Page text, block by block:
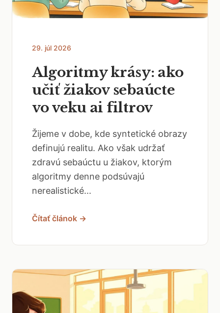
29. júl 2026
Algoritmy krásy: ako
učiť žiakov sebaúcte
vo veku ai filtrov
Žijeme v dobe, kde syntetické obrazy
definujú realitu. Ako však udržať
zdravú sebaúctu u žiakov, ktorým
algoritmy denne podsúvajú
nerealistické...
Čítať článok →